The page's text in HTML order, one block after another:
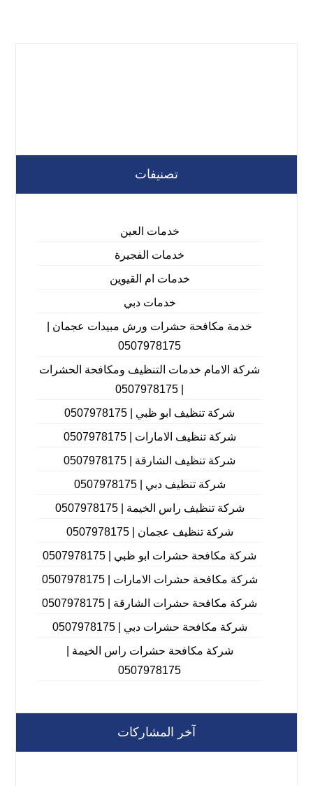
تصنيفات
خدمات العين
خدمات الفجيرة
خدمات ام القيوين
خدمات دبي
خدمة مكافحة حشرات ورش مبيدات عجمان |
0507978175
شركة الامام خدمات التنظيف ومكافحة الحشرات
شركة تنظيف ابو ظبي | 0507978175
شركة تنظيف الامارات | 0507978175
شركة تنظيف الشارقة | 0507978175
شركة تنظيف دبي | 0507978175
شركة تنظيف راس الخيمة | 0507978175
شركة تنظيف عجمان | 0507978175
شركة مكافحة حشرات ابو ظبي | 0507978175
شركة مكافحة حشرات الامارات | 0507978175
شركة مكافحة حشرات الشارقة | 0507978175
شركة مكافحة حشرات دبي | 0507978175
شركة مكافحة حشرات راس الخيمة |
0507978175
آخر المشاركات